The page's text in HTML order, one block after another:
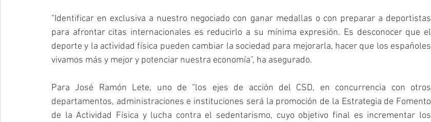
“Identificar en exclusiva a nuestro negociado con ganar medallas o con preparar a deportistas
para afrontar citas internacionales es reducirlo a su mínima expresión. Es desconocer que el
deporte y la actividad física pueden cambiar la sociedad para mejorarla, hacer que los españoles
vivamos más y mejor y potenciar nuestra economía”, ha asegurado.
Para José Ramón Lete, uno de “los ejes de acción del CSD, en concurrencia con otros
departamentos, administraciones e instituciones será la promoción de la Estrategia de Fomento
de la Actividad Física y lucha contra el sedentarismo, cuyo objetivo final es incrementar los